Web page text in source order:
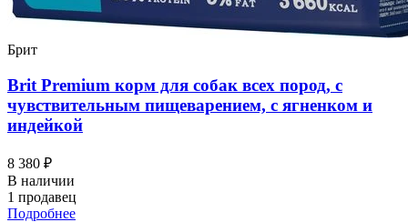
Брит
Brit Premium корм для собак всех пород, с
чувствительным пищеварением, с ягненком и
индейкой
8 380 ₽
В наличии
1 продавец
Подробнее